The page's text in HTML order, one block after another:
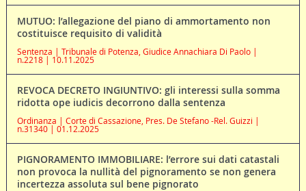
MUTUO: l’allegazione del piano di ammortamento non
costituisce requisito di validità
Sentenza | Tribunale di Potenza, Giudice Annachiara Di Paolo |
n.2218 | 10.11.2025
REVOCA DECRETO INGIUNTIVO: gli interessi sulla somma
ridotta ope iudicis decorrono dalla sentenza
Ordinanza | Corte di Cassazione, Pres. De Stefano -Rel. Guizzi |
n.31340 | 01.12.2025
PIGNORAMENTO IMMOBILIARE: l’errore sui dati catastali
non provoca la nullità del pignoramento se non genera
incertezza assoluta sul bene pignorato